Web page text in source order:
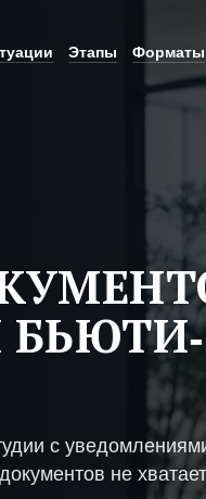
Этапы Форматы
БЬЮТИ-
с
не